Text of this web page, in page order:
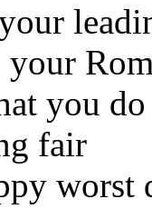
you do
fair
worst